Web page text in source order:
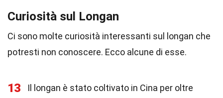
Curiosità sul Longan
Ci sono molte curiosità interessanti sul longan che
potresti non conoscere. Ecco alcune di esse.
13
Il longan è stato coltivato in Cina per oltre